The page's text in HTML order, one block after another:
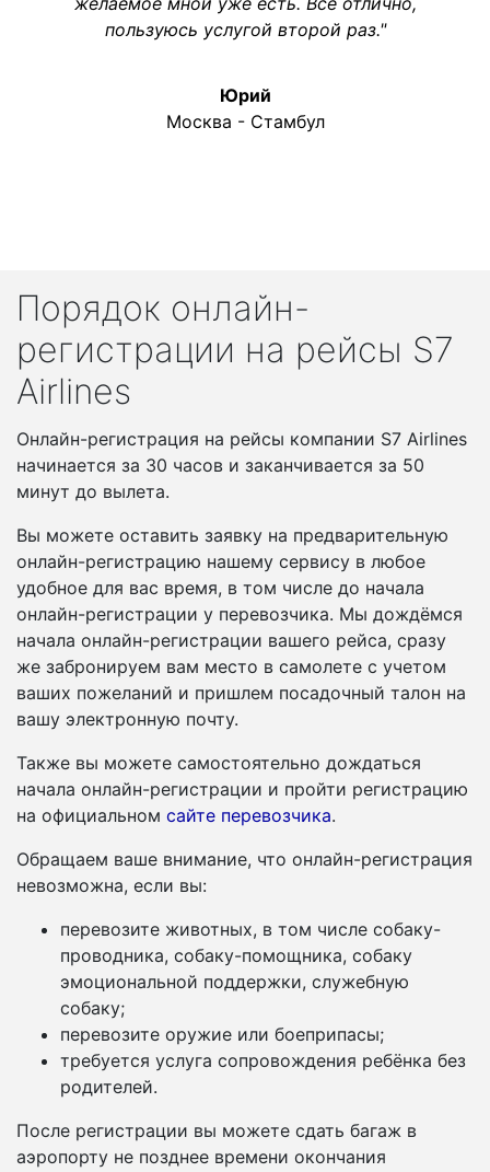
пользуюсь услугой второй раз."
Юрий
Москва - Стамбул
Порядок онлайн-
регистрации на рейсы S7
Airlines
Онлайн-регистрация на рейсы компании S7 Airlines
начинается за 30 часов и заканчивается за 50
минут до вылета.
Вы можете оставить заявку на предварительную
онлайн-регистрацию нашему сервису в любое
удобное для вас время, в том числе до начала
онлайн-регистрации у перевозчика. Мы дождёмся
начала онлайн-регистрации вашего рейса, сразу
же забронируем вам место в самолете с учетом
ваших пожеланий и пришлем посадочный талон на
вашу электронную почту.
Также вы можете самостоятельно дождаться
начала онлайн-регистрации и пройти регистрацию
на официальном сайте перевозчика.
Обращаем ваше внимание, что онлайн-регистрация
невозможна, если вы:
перевозите животных, в том числе собаку-
проводника, собаку-помощника, собаку
эмоциональной поддержки, служебную
собаку;
перевозите оружие или боеприпасы;
требуется услуга сопровождения ребёнка без
родителей.
После регистрации вы можете сдать багаж в
аэропорту не позднее времени окончания